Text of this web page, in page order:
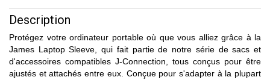
Description
Protégez votre ordinateur portable où que vous alliez grâce à la
James Laptop Sleeve, qui fait partie de notre série de sacs et
d'accessoires compatibles J-Connection, tous conçus pour être
ajustés et attachés entre eux. Conçue pour s'adapter à la plupart